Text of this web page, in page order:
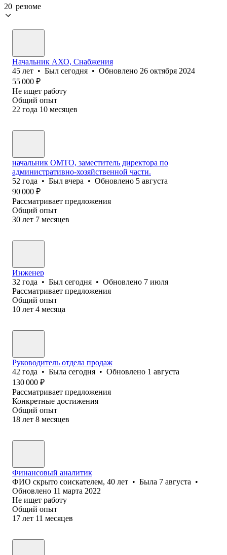
20 резюме
Начальник АХО, Снабжения
45 лет • Был сегодня • Обновлено 26 октября 2024
55 000 ₽
Не ищет работу
Общий опыт
22 года 10 месяцев
начальник ОМТО, заместитель директора по
административно-хозяйственной части.
52 года • Был вчера • Обновлено 5 августа
90 000 ₽
Рассматривает предложения
Общий опыт
30 лет 7 месяцев
Инженер
32 года • Был сегодня • Обновлено 7 июля
Рассматривает предложения
Общий опыт
10 лет 4 месяца
Руководитель отдела продаж
42 года • Была сегодня • Обновлено 1 августа
130 000 ₽
Рассматривает предложения
Конкретные достижения
Общий опыт
18 лет 8 месяцев
Финансовый аналитик
ФИО скрыто соискателем, 40 лет • Была 7 августа •
Обновлено 11 марта 2022
Не ищет работу
Общий опыт
17 лет 11 месяцев